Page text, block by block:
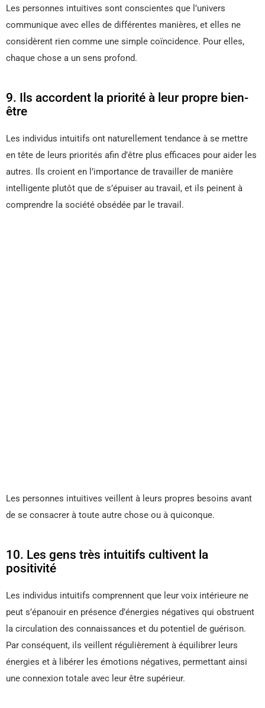
Les personnes intuitives sont conscientes que l’univers
communique avec elles de différentes manières, et elles ne
considèrent rien comme une simple coïncidence. Pour elles,
chaque chose a un sens profond.
9. Ils accordent la priorité à leur propre bien-
être
Les individus intuitifs ont naturellement tendance à se mettre
en tête de leurs priorités afin d’être plus efficaces pour aider les
autres. Ils croient en l’importance de travailler de manière
intelligente plutôt que de s’épuiser au travail, et ils peinent à
comprendre la société obsédée par le travail.
Les personnes intuitives veillent à leurs propres besoins avant
de se consacrer à toute autre chose ou à quiconque.
10. Les gens très intuitifs cultivent la
positivité
Les individus intuitifs comprennent que leur voix intérieure ne
peut s’épanouir en présence d’énergies négatives qui obstruent
la circulation des connaissances et du potentiel de guérison.
Par conséquent, ils veillent régulièrement à équilibrer leurs
énergies et à libérer les émotions négatives, permettant ainsi
une connexion totale avec leur être supérieur.